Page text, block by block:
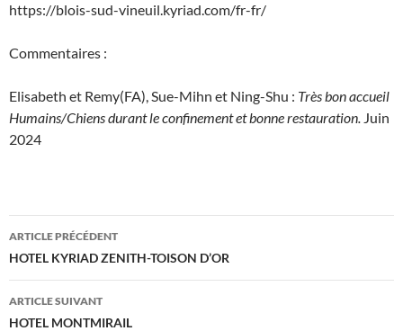
https://blois-sud-vineuil.kyriad.com/fr-fr/
Commentaires :
Elisabeth et Remy(FA), Sue-Mihn et Ning-Shu : Très bon accueil
Humains/Chiens durant le confinement et bonne restauration. Juin
2024
Navigation
des
articles
ARTICLE PRÉCÉDENT
HOTEL KYRIAD ZENITH-TOISON D’OR
ARTICLE SUIVANT
HOTEL MONTMIRAIL